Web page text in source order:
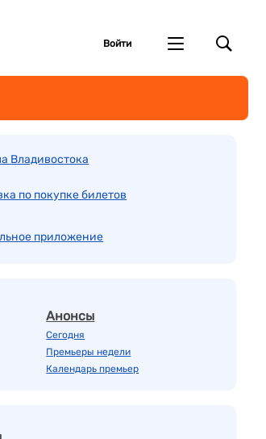
Войти
Владивостока
по покупке билетов
приложение
Анонсы
Сегодня
Премьеры недели
Календарь премьер